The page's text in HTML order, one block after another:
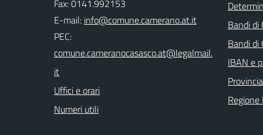
Fax: 0141.992153
E-mail:
PEC:
Uffici e orari
Numeri utili
Bandi di
Bandi di
IBAN e